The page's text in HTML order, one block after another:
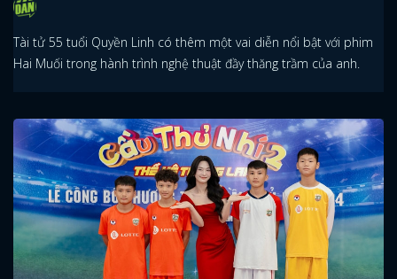
Tài tử 55 tuổi Quyền Linh có thêm một vai diễn nổi bật với phim
Hai Muối trong hành trình nghệ thuật đầy thăng trầm của anh.